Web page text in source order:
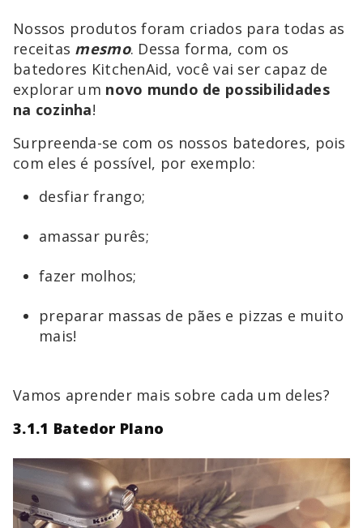
Nossos produtos foram criados para todas as
receitas mesmo. Dessa forma, com os
batedores KitchenAid, você vai ser capaz de
explorar um novo mundo de possibilidades
na cozinha!
Surpreenda-se com os nossos batedores, pois
com eles é possível, por exemplo:
desfiar frango;
amassar purês;
fazer molhos;
preparar massas de pães e pizzas e muito
mais!
Vamos aprender mais sobre cada um deles?
3.1.1 Batedor Plano